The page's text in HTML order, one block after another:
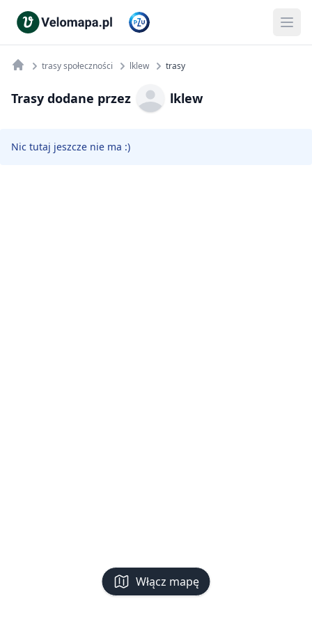
Włącz mapę
trasy społeczności lklew trasy
Trasy dodane przez lklew
Nic tutaj jeszcze nie ma :)